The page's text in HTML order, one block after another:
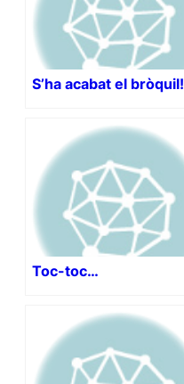
S’ha acabat el bròquil!
Toc-toc…